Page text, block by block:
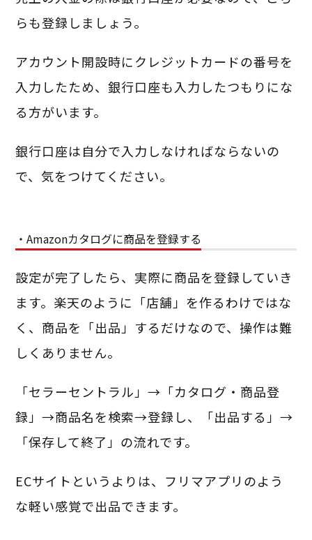
らも登録しましょう。
アカウント開設時にクレジットカードの番号を
入力したため、銀行口座も入力したつもりにな
る方がいます。
銀行口座は自分で入力しなければならないの
で、気をつけてください。
・Amazonカタログに商品を登録する
設定が完了したら、実際に商品を登録していき
ます。楽天のように「店舗」を作るわけではな
く、商品を「出品」するだけなので、操作は難
しくありません。
「セラーセントラル」→「カタログ・商品登
録」→商品名を検索→登録し、「出品する」→
「保存して終了」の流れです。
ECサイトというよりは、フリマアプリのよう
な軽い感覚で出品できます。